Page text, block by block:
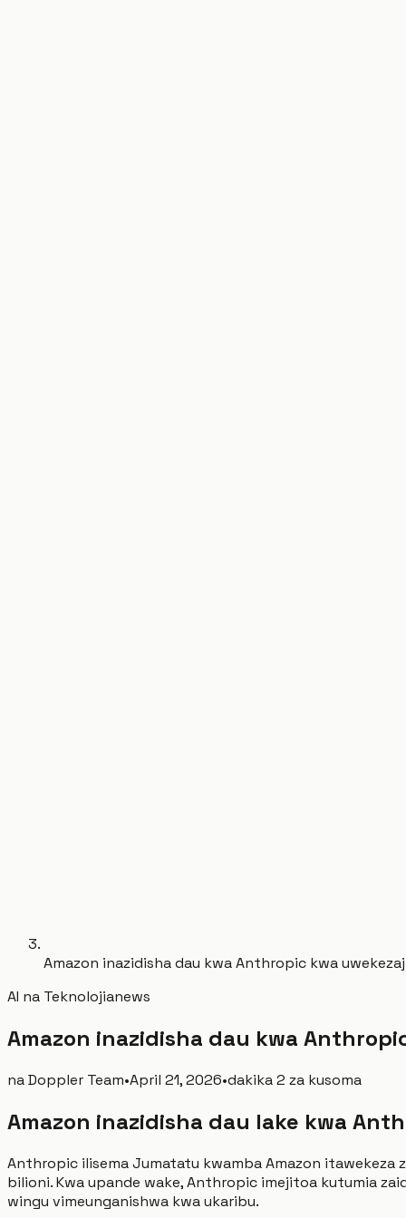
Amazon inazidisha dau kwa Anthropic kwa
AI na Teknolojianews
Amazon inazidisha dau kwa
naDoppler Team•April 21, 2026•dakika 2 za kusoma
Amazon inazidisha dau lake kwa
Anthropic ilisema Jumatatu kwamba Amazon itawekeza
bilioni. Kwa upande wake, Anthropic imejitoa kutumia
wingu vimeunganishwa kwa ukaribu.